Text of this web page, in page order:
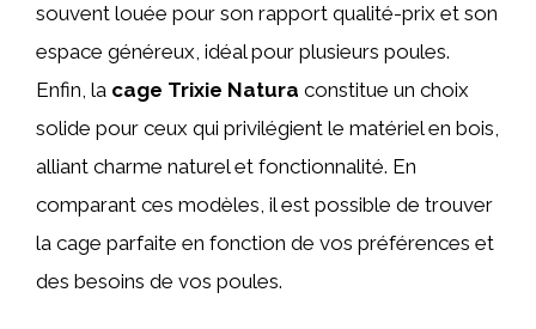
souvent louée pour son rapport qualité-prix et son
espace généreux, idéal pour plusieurs poules.
Enfin, la cage Trixie Natura constitue un choix
solide pour ceux qui privilégient le matériel en bois,
alliant charme naturel et fonctionnalité. En
comparant ces modèles, il est possible de trouver
la cage parfaite en fonction de vos préférences et
des besoins de vos poules.